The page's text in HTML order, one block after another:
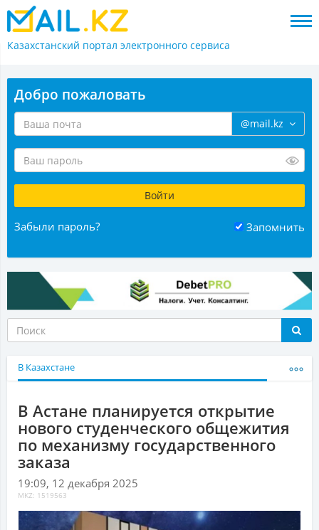
Казахстанский портал электронного сервиса
Добро пожаловать
@mail.kz
Забыли пароль? Запомнить
В Казахстане
В Астане планируется открытие
нового студенческого общежития
по механизму государственного
заказа
19:09, 12 декабря 2025
MKZ: 1519563